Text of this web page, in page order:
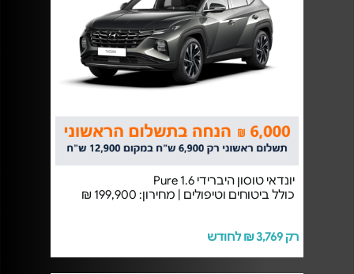
יונדאי טוסון היברידי Pure 1.6
כולל ביטוחים וטיפולים | מחירון: 199,900 ₪
רק 3,769 ₪ לחודש